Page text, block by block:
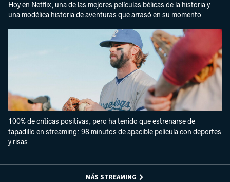
Hoy en Netflix, una de las mejores películas bélicas de la historia y
una modélica historia de aventuras que arrasó en su momento
100% de críticas positivas, pero ha tenido que estrenarse de
tapadillo en streaming: 98 minutos de apacible película con deportes
y risas
MÁS STREAMING